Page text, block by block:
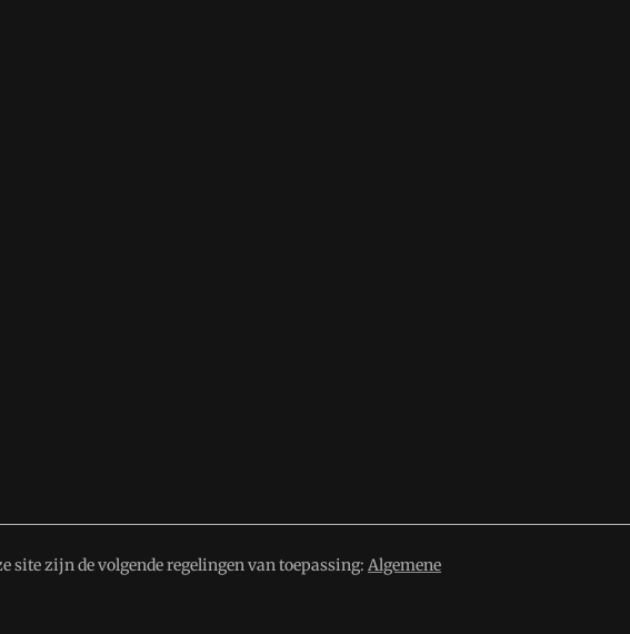
site zijn de volgende regelingen van toepassing: Algemene